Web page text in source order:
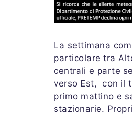
La settimana
particolare tra
centrali e parte
verso Est, con il
primo mattino e
stazionarie.